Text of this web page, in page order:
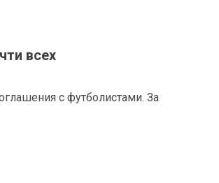
всех
с футболистами. За